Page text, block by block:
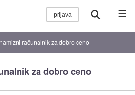
☰
računalnik za dobro ceno
za dobro ceno